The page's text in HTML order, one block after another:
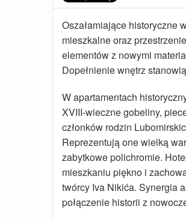
Oszałamiające historyczne
mieszkalne oraz
elementów z nowymi
Dopełnienie wnętrz
W apartamentach
XVIII-wieczne gobeliny,
członków rodzin
Reprezentują one wielką
zabytkowe polichromie.
mieszkaniu piękno i
twórcy Iva Nikića. Synergia
połączenie historii z